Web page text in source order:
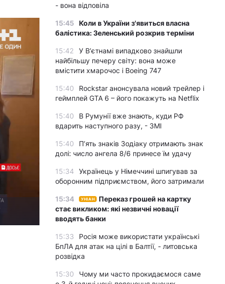
- вона відповіла
15:45 Коли в України з'явиться власна
балістика: Зеленський розкрив терміни
15:42
У Вʼєтнамі випадково знайшли
найбільшу печеру світу: вона може
вмістити хмарочос і Boeing 747
15:40
Rockstar анонсувала новий трейлер і
геймплей GTA 6 – його покажуть на Netflix
15:40
В Румунії вже знають, куди РФ
вдарить наступного разу, - ЗМІ
15:40
П’ять знаків Зодіаку отримають знак
долі: число ангела 8/6 принесе їм удачу
15:34
Українець у Німеччині шпигував за
оборонним підприємством, його затримали
15:34 УНІАН
Переказ грошей на картку
стає викликом: які незвичні новації
вводять банки
15:33
Росія може використати українські
БпЛА для атак на цілі в Балтії, - литовська
розвідка
15:30
Чому ми часто прокидаємося саме